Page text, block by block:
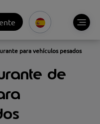
para vehículos pesados
de